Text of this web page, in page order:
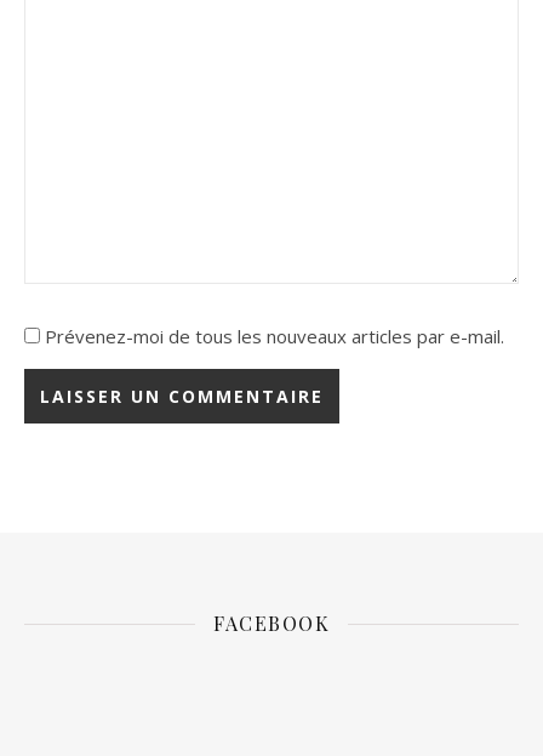
Prévenez-moi de tous les nouveaux articles par e-mail.
FACEBOOK